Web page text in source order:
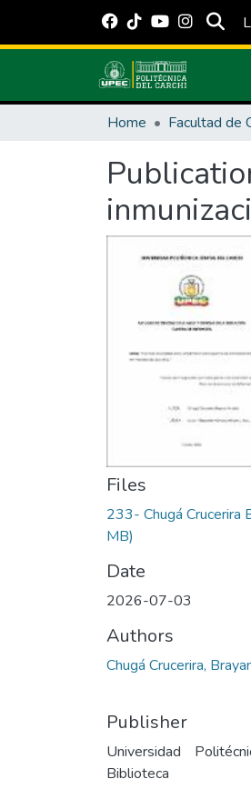
Home
Files
233- Chugá Crucerira
MB)
Date
2026-07-03
Authors
Chugá Crucerira,
Publisher
Universidad
Biblioteca